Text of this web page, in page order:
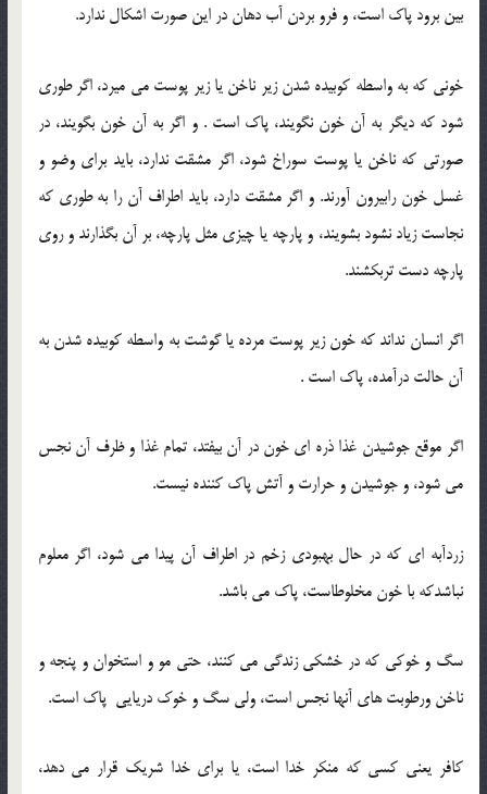
بین برود پاک است، و فرو بردن آب دهان در این صورت اشکال ندارد.
خونی که به واسطه کوبیده شدن زیر ناخن یا زیر پوست می میرد، اگر طوری
شود که دیگر به آن خون نگویند، پاک است . و اگر به آن خون بگویند، در
صورتی که ناخن یا پوست سوراخ شود، اگر مشقت ندارد، باید برای وضو و
غسل خون رابیرون آورند. و اگر مشقت دارد، باید اطراف آن را به طوری که
نجاست زیاد نشود بشویند، و پارچه یا چیزی مثل پارچه، بر آن بگذارند و روی
پارچه دست تربکشند.
اگر انسان نداند که خون زیر پوست مرده یا گوشت به واسطه کوبیده شدن به
آن حالت درآمده، پاک است .
اگر موقع جوشیدن غذا ذره ای خون در آن بیفتد، تمام غذا و ظرف آن نجس
می شود، و جوشیدن و حرارت و آتش پاک کننده نیست.
زردآبه ای که در حال بهبودی زخم در اطراف آن پیدا می شود، اگر معلوم
نباشدکه با خون مخلوطاست، پاک می باشد.
سگ و خوکی که در خشکی زندگی می کنند، حتی مو و استخوان و پنجه و
ناخن ورطوبت های آنها نجس است، ولی سگ و خوک دریایی پاک است.
کافر یعنی کسی که منکر خدا است، یا برای خدا شریک قرار می دهد،